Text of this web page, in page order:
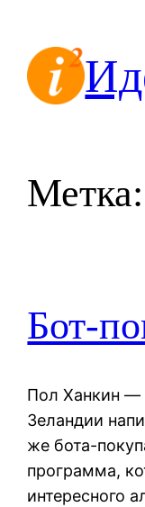
содержимому
Бот-
Пол Ханкин —
Зеландии
же бота-
программа,
интересного